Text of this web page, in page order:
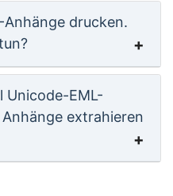
drucken.
Unicode-EML-
extrahieren